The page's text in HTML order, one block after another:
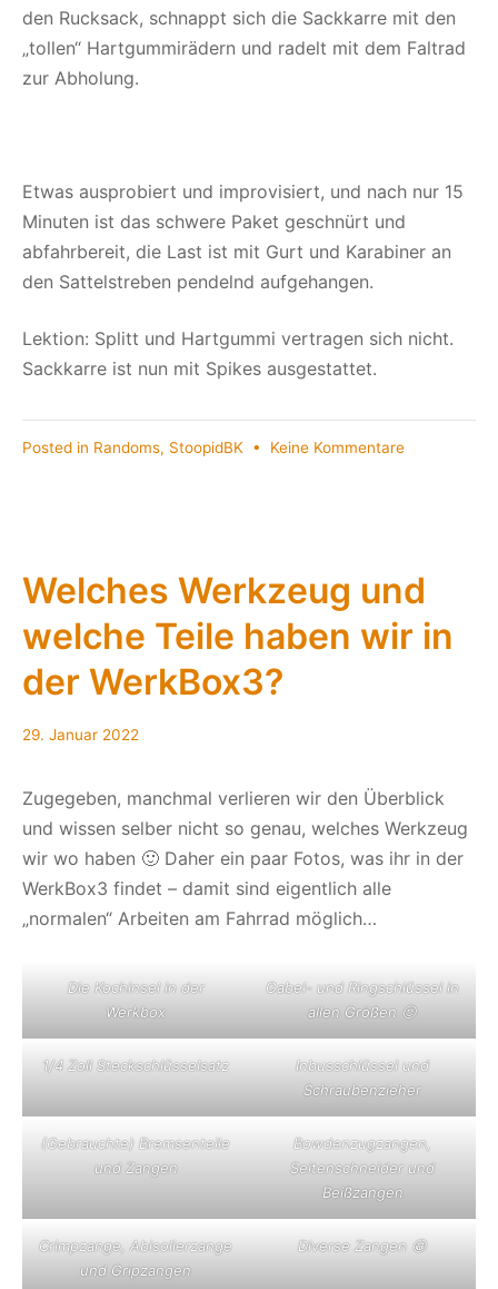
den Rucksack, schnappt sich die Sackkarre mit den
„tollen“ Hartgummirädern und radelt mit dem Faltrad
zur Abholung.
Etwas ausprobiert und improvisiert, und nach nur 15
Minuten ist das schwere Paket geschnürt und
abfahrbereit, die Last ist mit Gurt und Karabiner an
den Sattelstreben pendelnd aufgehangen.
Lektion: Splitt und Hartgummi vertragen sich nicht.
Sackkarre ist nun mit Spikes ausgestattet.
Posted in Randoms, StoopidBK • Keine Kommentarezu
Welches Werkzeug und
welche Teile haben wir in
der WerkBox3?
29. Januar 2022
Zugegeben, manchmal verlieren wir den Überblick
und wissen selber nicht so genau, welches Werkzeug
wir wo haben 🙂 Daher ein paar Fotos, was ihr in der
WerkBox3 findet – damit sind eigentlich alle
„normalen“ Arbeiten am Fahrrad möglich…
Die Kochinsel in der
Werkbox
Gabel- und Ringschlüssel in
allen Größen 😉
1/4 Zoll Steckschlüsselsatz
Inbusschlüssel und
Schraubenzieher
(Gebrauchte) Bremsenteile
und Zangen
Bowdenzugzangen,
Seitenschneider und
Beißzangen
Crimpzange, Abisolierzange
und Gripzangen
Diverse Zangen 😀